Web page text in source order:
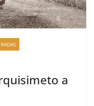
a